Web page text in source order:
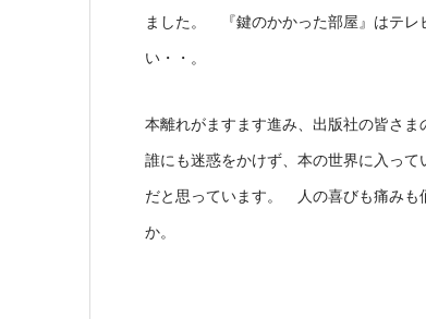
ました。 『鍵のかかった部屋』はテレ
い・・。
本離れがますます進み、出版社の皆さ
誰にも迷惑をかけず、本の世界に入っ
だと思っています。 人の喜びも痛みも
か。